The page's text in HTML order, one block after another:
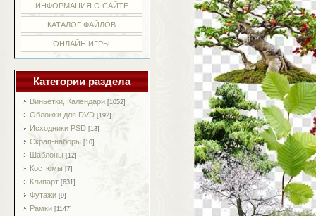
ИНФОРМАЦИЯ О САЙТЕ
КАТАЛОГ ФАЙЛОВ
ОНЛАЙН ИГРЫ
Категории раздела
Виньетки, Календари [1052]
Обложки для DVD [192]
Исходники PSD [13]
Скрап-наборы [10]
Шаблоны [12]
Костюмы [7]
Клипарт [631]
Футажи [9]
Рамки [1147]